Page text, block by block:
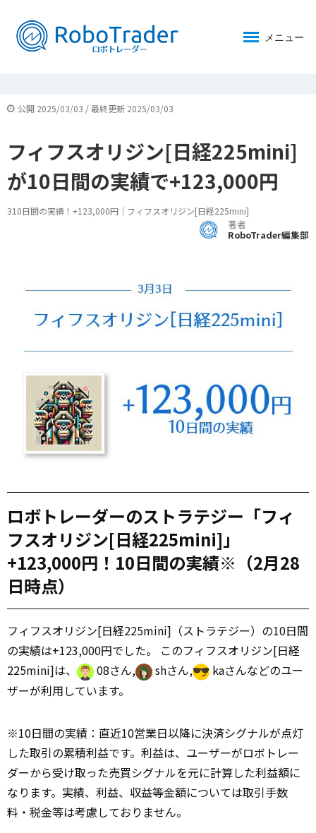
メニュー
公開 2025/03/03 / 最終更新 2025/03/03
フィフスオリジン[日経225mini]
が10日間の実績で+123,000円
310日間の実績！+123,000円｜フィフスオリジン[日経225mini]
著者
RoboTrader編集部
ロボトレーダーのストラテジー「フィ
フスオリジン[日経225mini]」
+123,000円！10日間の実績※（2月28
日時点）
フィフスオリジン[日経225mini]（ストラテジー）の10日間
の実績は+123,000円でした。 このフィフスオリジン[日経
225mini]は、
08さん, shさん,
kaさんなどのユー
ザーが利用しています。
※10日間の実績：直近10営業日以降に決済シグナルが点灯
した取引の累積利益です。利益は、ユーザーがロボトレー
ダーから受け取った売買シグナルを元に計算した利益額に
なります。実績、利益、収益等金額については取引手数
料・税金等は考慮しておりません。